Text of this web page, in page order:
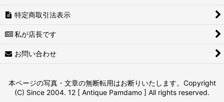
特定商取引法表示
私が店長です
お問い合わせ
本ページの写真・文章の無断転用はお断りいたします。Copyright
(C) Since 2004. 12 [ Antique Pamdamo ] All rights reserved.